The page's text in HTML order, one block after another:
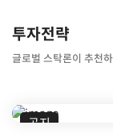
투자전략
글로벌 스탁론이 추천
공지